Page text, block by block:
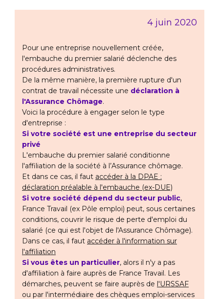
4 juin 2020
Pour une entreprise nouvellement créée,
l'embauche du premier salarié déclenche des
procédures administratives.
De la même manière, la première rupture d'un
contrat de travail nécessite une déclaration à
l'Assurance Chômage.
Voici la procédure à engager selon le type
d'entreprise :
Si votre société est une entreprise du secteur
privé
L'embauche du premier salarié conditionne
l'affiliation de la société à l’Assurance chômage.
Et dans ce cas, il faut accéder à la DPAE :
déclaration préalable à l'embauche (ex-DUE)
Si votre société dépend du secteur public,
France Travail (ex Pôle emploi) peut, sous certaines
conditions, couvrir le risque de perte d'emploi du
salarié (ce qui est l'objet de l'Assurance Chômage).
Dans ce cas, il faut accéder à l'information sur
l'affiliation
Si vous êtes un particulier, alors il n'y a pas
d'affiliation à faire auprès de France Travail. Les
démarches, peuvent se faire auprès de l'URSSAF
ou par l'intermédiaire des chèques emploi-services